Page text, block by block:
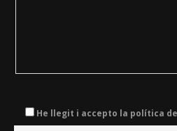
He llegit i accepto la política